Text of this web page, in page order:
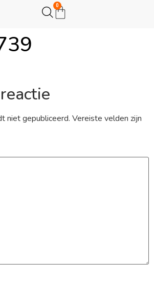
0
niet gepubliceerd. Vereiste velden zijn